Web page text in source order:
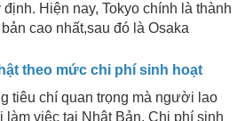
Hiện nay, Tokyo chính là thành
cao nhất,sau đó là Osaka
theo mức chi phí sinh hoạt
tiêu chí quan trọng mà người lao
làm việc tại Nhật Bản. Chi phí sinh